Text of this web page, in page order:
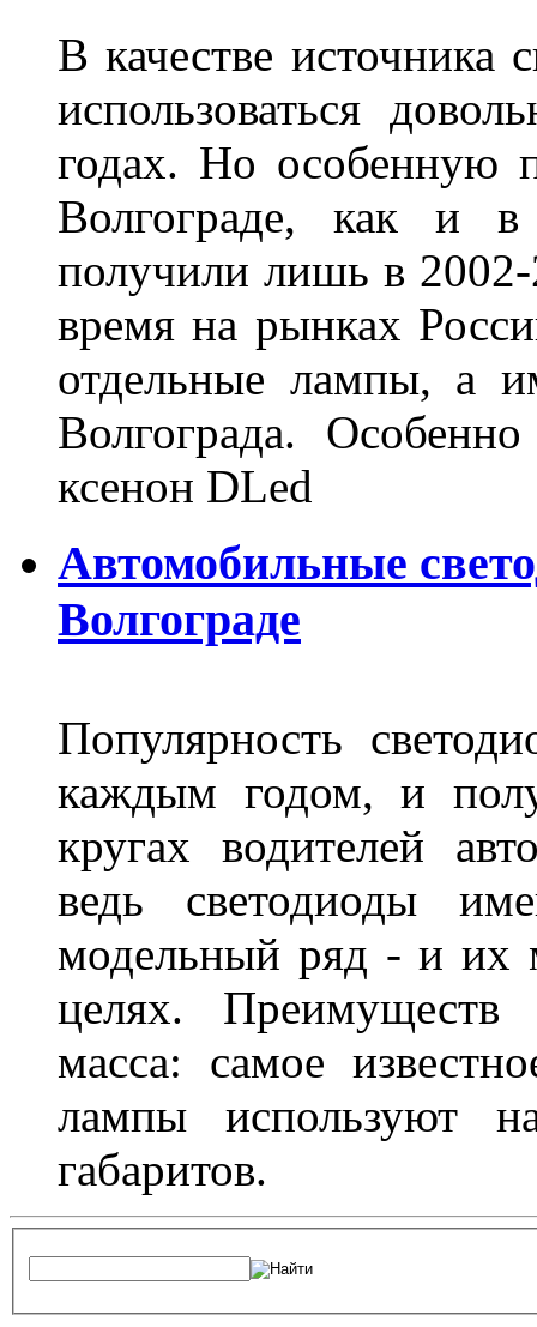
В качестве источника
использоваться
годах. Но особенную
Волгограде, как и
получили лишь в
время на рынках
отдельные лампы, а
Волгограда.
ксенон DLed
Автомобильные
Волгограде
Популярность
каждым годом, и
кругах водителей
ведь светодиоды
модельный ряд - и их
целях.
масса: самое
лампы используют
габаритов.